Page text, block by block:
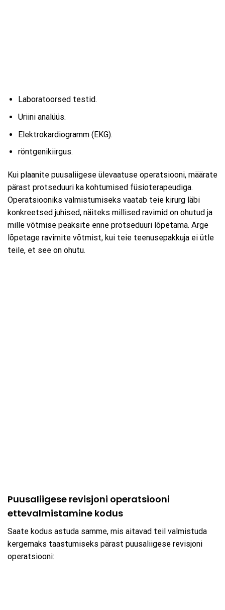
Laboratoorsed testid.
Uriini analüüs.
Elektrokardiogramm (EKG).
röntgenikiirgus.
Kui plaanite puusaliigese ülevaatuse operatsiooni, määrate
pärast protseduuri ka kohtumised füsioterapeudiga.
Operatsiooniks valmistumiseks vaatab teie kirurg läbi
konkreetsed juhised, näiteks millised ravimid on ohutud ja
mille võtmise peaksite enne protseduuri lõpetama. Ärge
lõpetage ravimite võtmist, kui teie teenusepakkuja ei ütle
teile, et see on ohutu.
Puusaliigese revisjoni operatsiooni
ettevalmistamine kodus
Saate kodus astuda samme, mis aitavad teil valmistuda
kergemaks taastumiseks pärast puusaliigese revisjoni
operatsiooni: